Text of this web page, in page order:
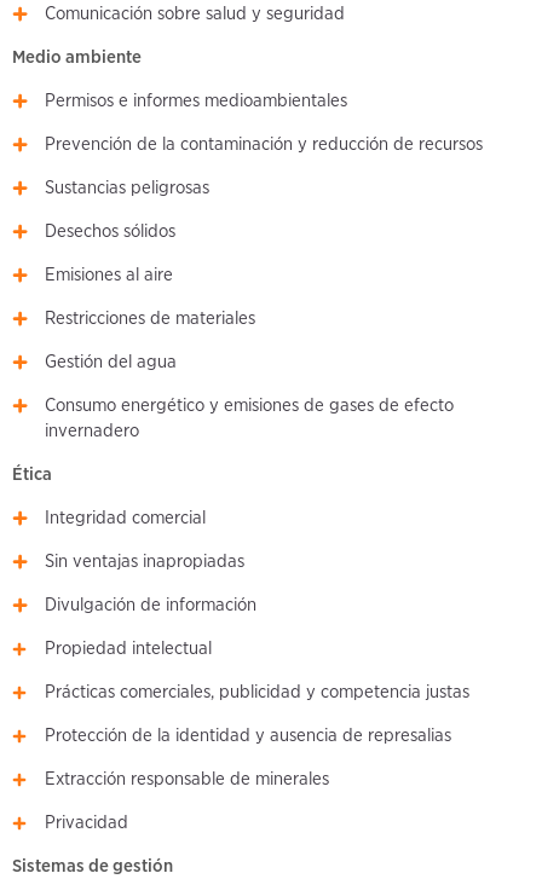
Comunicación sobre salud y seguridad
Medio ambiente
Permisos e informes medioambientales
Prevención de la contaminación y reducción de recursos
Sustancias peligrosas
Desechos sólidos
Emisiones al aire
Restricciones de materiales
Gestión del agua
Consumo energético y emisiones de gases de efecto
invernadero
Ética
Integridad comercial
Sin ventajas inapropiadas
Divulgación de información
Propiedad intelectual
Prácticas comerciales, publicidad y competencia justas
Protección de la identidad y ausencia de represalias
Extracción responsable de minerales
Privacidad
Sistemas de gestión